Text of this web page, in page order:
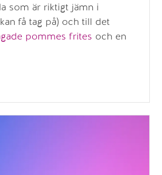
som är riktigt jämn i
få tag på) och till det
pommes frites och en